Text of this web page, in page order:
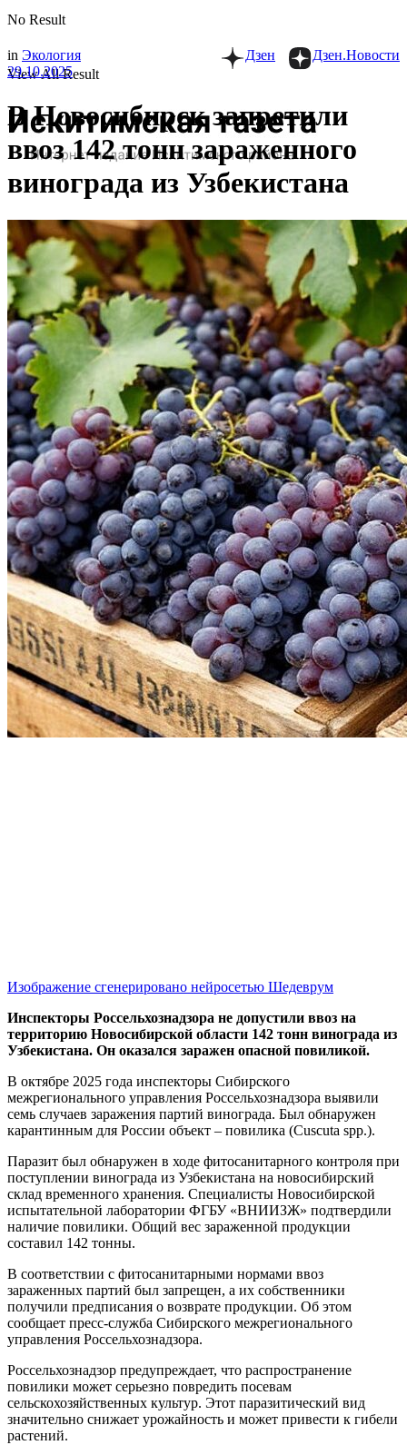
No Result
View All Result
Дзен.Новости
Дзен
in Экология
29.10.2025
В Новосибирск запретили
ввоз 142 тонн зараженного
винограда из Узбекистана
Изображение сгенерировано нейросетью Шедеврум
Инспекторы Россельхознадзора не допустили ввоз на
территорию Новосибирской области 142 тонн винограда из
Узбекистана. Он оказался заражен опасной повиликой.
В октябре 2025 года инспекторы Сибирского
межрегионального управления Россельхознадзора выявили
семь случаев заражения партий винограда. Был обнаружен
карантинным для России объект – повилика (Cuscuta spp.).
Паразит был обнаружен в ходе фитосанитарного контроля при
поступлении винограда из Узбекистана на новосибирский
склад временного хранения. Специалисты Новосибирской
испытательной лаборатории ФГБУ «ВНИИЗЖ» подтвердили
наличие повилики. Общий вес зараженной продукции
составил 142 тонны.
В соответствии с фитосанитарными нормами ввоз
зараженных партий был запрещен, а их собственники
получили предписания о возврате продукции. Об этом
сообщает пресс-служба Сибирского межрегионального
управления Россельхознадзора.
Россельхознадзор предупреждает, что распространение
повилики может серьезно повредить посевам
сельскохозяйственных культур. Этот паразитический вид
значительно снижает урожайность и может привести к гибели
растений.